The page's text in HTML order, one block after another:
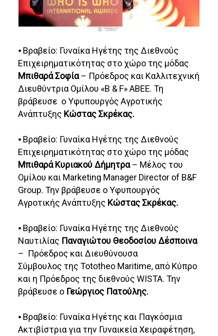
⦁ Βραβείο: Γυναίκα Ηγέτης της Διεθνούς
Επιχειρηματικότητας στο χώρο της μόδας
Μπιθαρά Σοφία– Πρόεδρος και Καλλιτεχνική
Διευθύντρια Ομίλου «B & F» ABEE. Τη
βράβευσε ο Υφυπουργός Αγροτικής
Ανάπτυξης Κώστας Σκρέκας.
⦁ Βραβείο: Γυναίκα Ηγέτης της Διεθνούς
Επιχειρηματικότητας στο χώρο της μόδας
Μπιθαρά Κυριακού Δήμητρα– Μέλος του
Ομίλου και Marketing Manager Director of B&F
Group. Την βράβευσε ο Υφυπουργός
Αγροτικής Ανάπτυξης Κώστας Σκρέκας.
⦁ Βραβείο: Γυναίκα Ηγέτης της Διεθνούς
Ναυτιλίας Παναγιώτου Θεοδοσίου Δέσποινα
– Πρόεδρος και Διευθύνουσα
Σύμβουλος της Tototheo Maritime, από Κύπρο
και η Πρόεδρος της διεθνούς WISTA. Την
βράβευσε ο Γεώργιος Πατούλης.
⦁ Βραβείο: Γυναίκα Ηγέτης και Παγκόσμια
Ακτιβίστρια για την Γυναικεία Χειραφέτηση,